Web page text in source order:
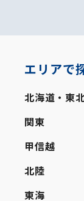
エリアで
北海道・東
関東
甲信越
北陸
東海